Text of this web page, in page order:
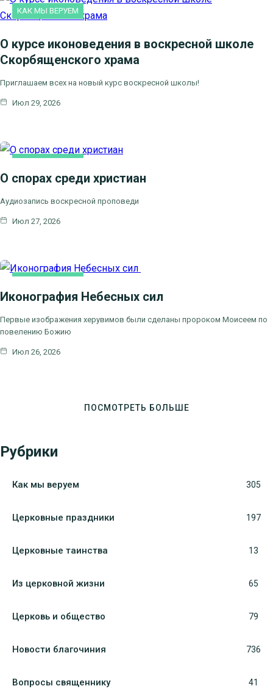
КАК МЫ ВЕРУЕМ
О курсе иконоведения в воскресной школе
Скорбященского храма
Приглашаем всех на новый курс воскресной школы!
Июл 29, 2026
О спорах среди христиан
Аудиозапись воскресной проповеди
Июл 27, 2026
Иконография Небесных сил
Первые изображения херувимов были сделаны пророком Моисеем по
повелению Божию
Июл 26, 2026
ПОСМОТРЕТЬ БОЛЬШЕ
Рубрики
Как мы веруем 305
Церковные праздники 197
Церковные таинства 13
Из церковной жизни 65
Церковь и общество 79
Новости благочиния 736
Вопросы священнику 41